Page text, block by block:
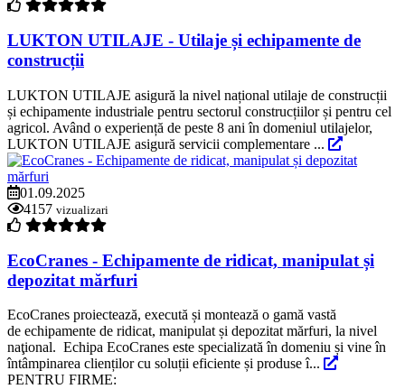
LUKTON UTILAJE - Utilaje și echipamente de
construcții
LUKTON UTILAJE asigură la nivel național utilaje de construcții
și echipamente industriale pentru sectorul construcțiilor și pentru cel
agricol. Având o experiență de peste 8 ani în domeniul utilajelor,
LUKTON UTILAJE asigură servicii complementare ...
01.09.2025
4157 vizualizari
EcoCranes - Echipamente de ridicat, manipulat și
depozitat mărfuri
EcoCranes proiectează, execută și montează o gamă vastă
de echipamente de ridicat, manipulat și depozitat mărfuri, la nivel
naţional. Echipa EcoCranes este specializată în domeniu și vine în
întâmpinarea clienților cu soluții eficiente și produse î...
PENTRU FIRME: